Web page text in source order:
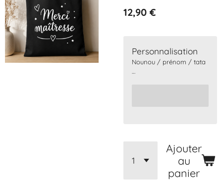
12,90 €
Personnalisation
Nounou / prénom / tata
…
Ajouter
au
panier